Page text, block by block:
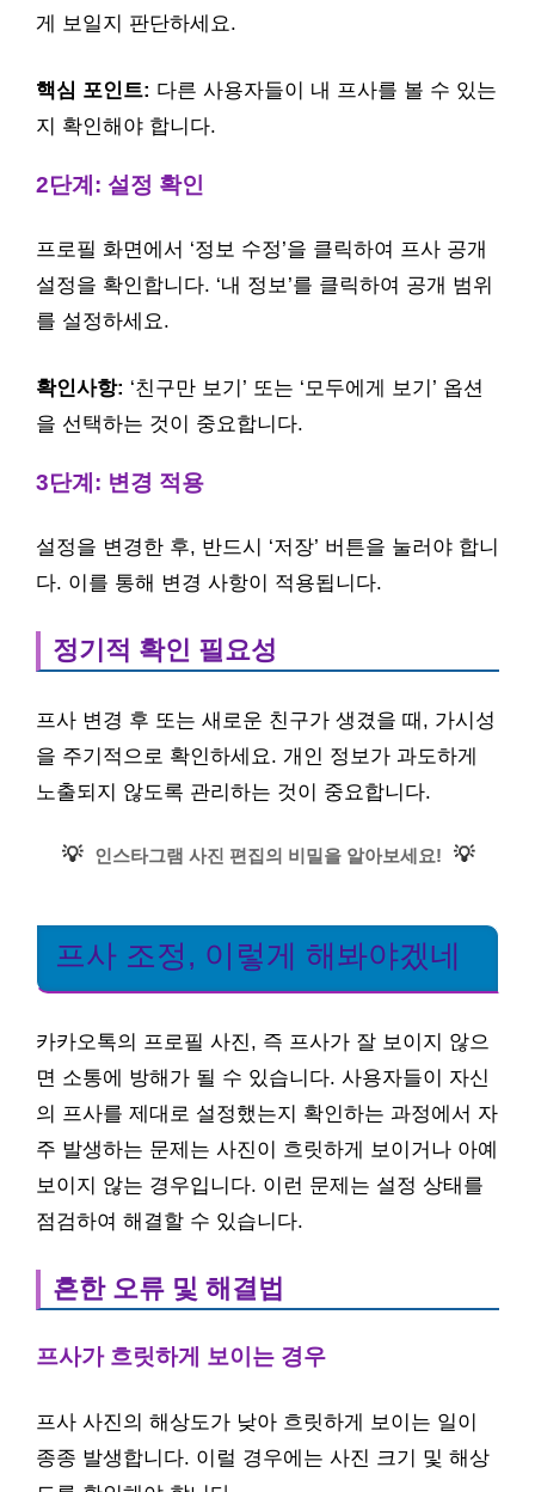
게 보일지 판단하세요.
핵심 포인트: 다른 사용자들이 내 프사를 볼 수 있는
지 확인해야 합니다.
2단계: 설정 확인
프로필 화면에서 ‘정보 수정’을 클릭하여 프사 공개
설정을 확인합니다. ‘내 정보’를 클릭하여 공개 범위
를 설정하세요.
확인사항: ‘친구만 보기’ 또는 ‘모두에게 보기’ 옵션
을 선택하는 것이 중요합니다.
3단계: 변경 적용
설정을 변경한 후, 반드시 ‘저장’ 버튼을 눌러야 합니
다. 이를 통해 변경 사항이 적용됩니다.
정기적 확인 필요성
프사 변경 후 또는 새로운 친구가 생겼을 때, 가시성
을 주기적으로 확인하세요. 개인 정보가 과도하게
노출되지 않도록 관리하는 것이 중요합니다.
💡 인스타그램 사진 편집의 비밀을 알아보세요! 💡
프사 조정, 이렇게 해봐야겠네
카카오톡의 프로필 사진, 즉 프사가 잘 보이지 않으
면 소통에 방해가 될 수 있습니다. 사용자들이 자신
의 프사를 제대로 설정했는지 확인하는 과정에서 자
주 발생하는 문제는 사진이 흐릿하게 보이거나 아예
보이지 않는 경우입니다. 이런 문제는 설정 상태를
점검하여 해결할 수 있습니다.
흔한 오류 및 해결법
프사가 흐릿하게 보이는 경우
프사 사진의 해상도가 낮아 흐릿하게 보이는 일이
종종 발생합니다. 이럴 경우에는 사진 크기 및 해상